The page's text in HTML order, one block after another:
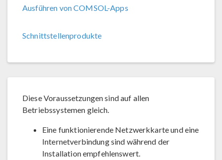
Ausführen von COMSOL-Apps
Schnittstellenprodukte
Diese Voraussetzungen sind auf allen
Betriebssystemen gleich.
Eine funktionierende Netzwerkkarte und eine
Internetverbindung sind während der
Installation empfehlenswert.